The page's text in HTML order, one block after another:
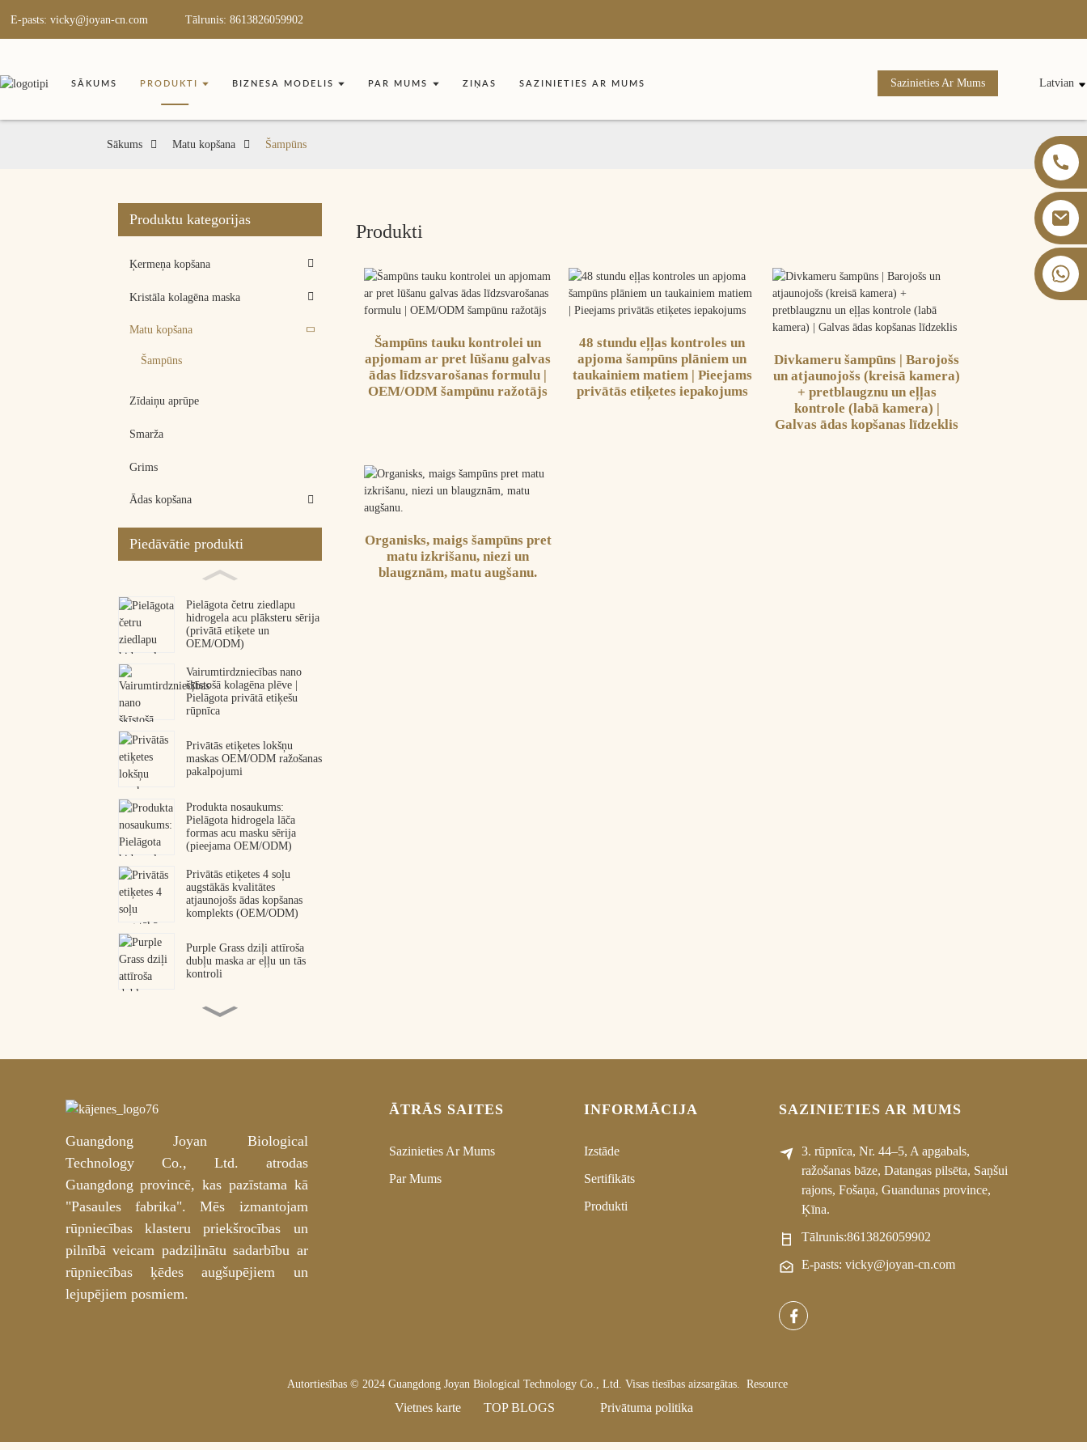
E-pasts: vicky@joyan-cn.com Tālrunis: 8613826059902
SĀKUMS PRODUKTI BIZNESA MODELIS PAR MUMS ZIŅAS SAZINIETIES AR MUMS Sazinieties Ar Mums Latvian
Sākums Matu kopšana Šampūns
Produktu kategorijas
Ķermeņa kopšana
Kristāla kolagēna maska
Matu kopšana
Šampūns
Zīdaiņu aprūpe
Smarža
Grims
Ādas kopšana
Piedāvātie produkti
Pielāgota četru ziedlapu
hidrogela acu plāksteru sērija
(privātā etiķete un
OEM/ODM)
Vairumtirdzniecības nano
šķīstošā kolagēna plēve |
Pielāgota privātā etiķešu
rūpnīca
Privātās etiķetes lokšņu
maskas OEM/ODM ražošanas
pakalpojumi
Produkta nosaukums:
Pielāgota hidrogela lāča
formas acu masku sērija
(pieejama OEM/ODM)
Privātās etiķetes 4 soļu
augstākās kvalitātes
atjaunojošs ādas kopšanas
komplekts (OEM/ODM)
Purple Grass dziļi attīroša
dubļu maska ​​ar eļļu un tās
kontroli
Vairumtirdzniecības privātās
etiķetes zelta vizlas hidrogela
papēžu maska ​​dziļai
barošanai – pielāgojama
OEM/ODM
Niacinamīda un
traneksāmskābes balinoši
vates diski OEM/ODM
ražotājam
Produkti
Šampūns tauku kontrolei un
apjomam ar pret lūšanu galvas
ādas līdzsvarošanas formulu |
OEM/ODM šampūnu ražotājs
48 stundu eļļas kontroles un
apjoma šampūns plāniem un
taukainiem matiem | Pieejams
privātās etiķetes iepakojums
Divkameru šampūns | Barojošs
un atjaunojošs (kreisā kamera)
+ pretblaugznu un eļļas
kontrole (labā kamera) |
Galvas ādas kopšanas līdzeklis
Organisks, maigs šampūns pret
matu izkrišanu, niezi un
blaugznām, matu augšanu.
Guangdong Joyan Biological
Technology Co., Ltd. atrodas
Guangdong provincē, kas pazīstama kā
"Pasaules fabrika". Mēs izmantojam
rūpniecības klasteru priekšrocības un
pilnībā veicam padziļinātu sadarbību ar
rūpniecības ķēdes augšupējiem un
lejupējiem posmiem.
ĀTRĀS SAITES
Sazinieties Ar Mums
Par Mums
INFORMĀCIJA
Izstāde
Sertifikāts
Produkti
SAZINIETIES AR MUMS
3. rūpnīca, Nr. 44–5, A apgabals,
ražošanas bāze, Datangas pilsēta, Saņšui
rajons, Fošaņa, Guandunas province,
Ķīna.
Tālrunis:8613826059902
E-pasts: vicky@joyan-cn.com
Autortiesības © 2024 Guangdong Joyan Biological Technology Co., Ltd. Visas tiesības aizsargātas. Resource
Vietnes karte TOP BLOGS Privātuma politika